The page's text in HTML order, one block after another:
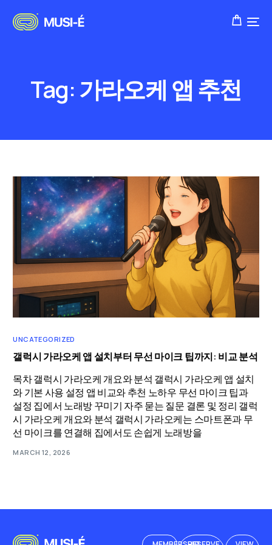
Tag:가라오케 앱 추천
UNCATEGORIZED
갤럭시 가라오케 앱 설치부터 무선 마이크 팁까지: 비교 분석
목차 갤럭시 가라오케 개요와 분석 갤럭시 가라오케 앱 설치
와 기본 사용 설정 앱 비교와 추천 노하우 무선 마이크 팁과
설정 집에서 노래방 꾸미기 자주 묻는 질문 결론 및 정리 갤럭
시 가라오케 개요와 분석 갤럭시 가라오케는 스마트폰과 무
선 마이크를 연결해 집에서도 손쉽게 노래방을
MARCH 12, 2026